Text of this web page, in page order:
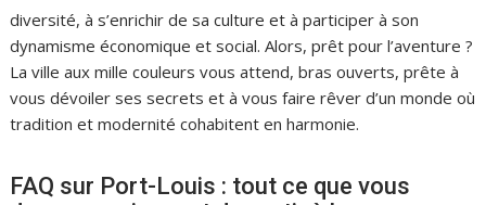
diversité, à s’enrichir de sa culture et à participer à son
dynamisme économique et social. Alors, prêt pour l’aventure ?
La ville aux mille couleurs vous attend, bras ouverts, prête à
vous dévoiler ses secrets et à vous faire rêver d’un monde où
tradition et modernité cohabitent en harmonie.
FAQ sur Port-Louis : tout ce que vous